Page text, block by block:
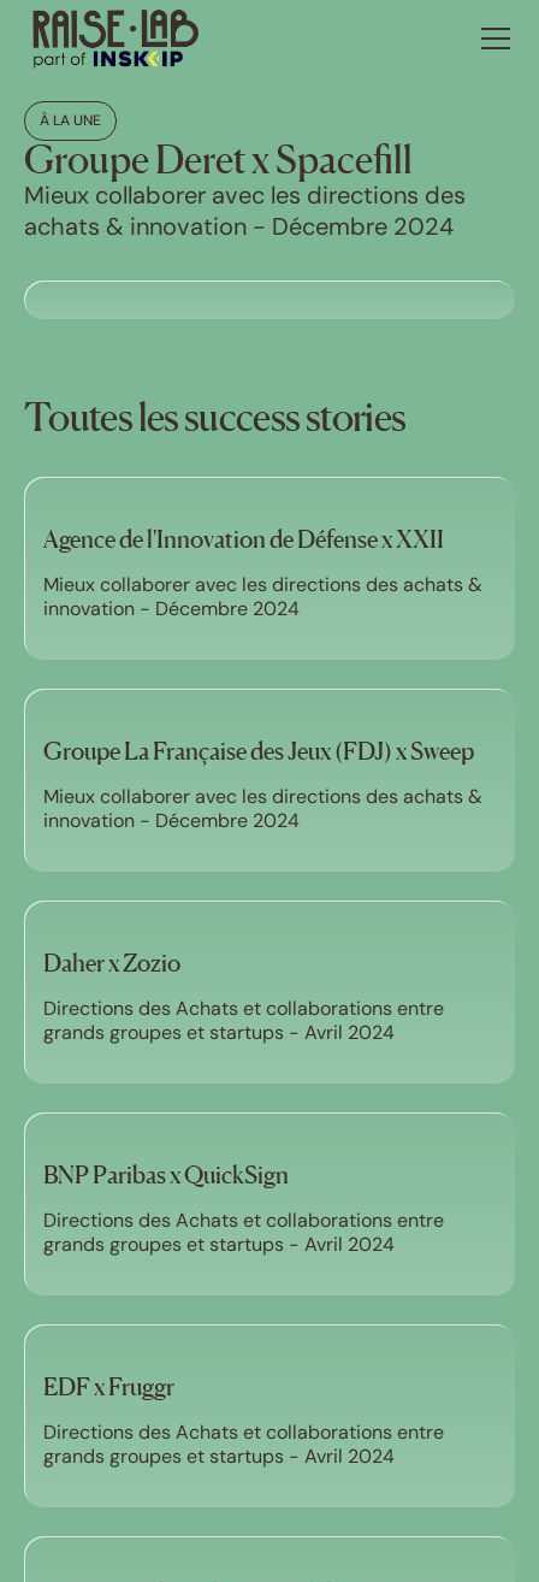
À LA UNE
Groupe Deret x Spacefill
Mieux collaborer avec les directions des
achats & innovation - Décembre 2024
Toutes les success stories
Agence de l'Innovation de Défense x XXII
Mieux collaborer avec les directions des achats &
innovation - Décembre 2024
Groupe La Française des Jeux (FDJ) x Sweep
Mieux collaborer avec les directions des achats &
innovation - Décembre 2024
Daher x Zozio
Directions des Achats et collaborations entre
grands groupes et startups - Avril 2024
BNP Paribas x QuickSign
Directions des Achats et collaborations entre
grands groupes et startups - Avril 2024
EDF x Fruggr
Directions des Achats et collaborations entre
grands groupes et startups - Avril 2024